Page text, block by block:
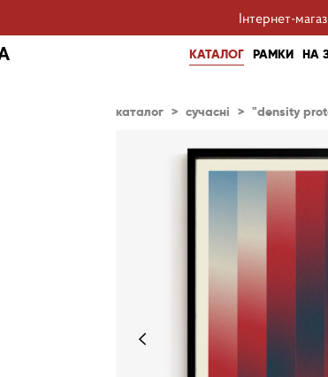
Інтернет-
КАТАЛОГ РАМКИ НА
каталог > сучасні > "density